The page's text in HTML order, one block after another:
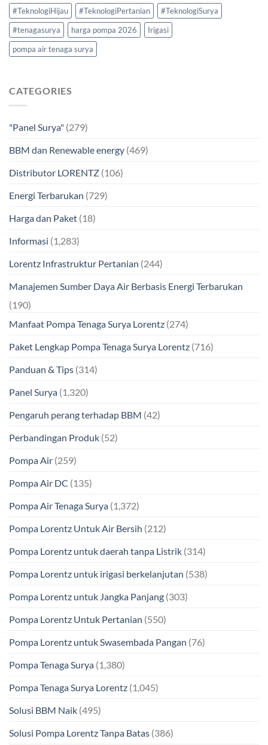
#TeknologiHijau
#TeknologiPertanian
#TeknologiSurya
#tenagasurya
harga pompa 2026
Irigasi
pompa air tenaga surya
CATEGORIES
"Panel Surya" (279)
BBM dan Renewable energy (469)
Distributor LORENTZ (106)
Energi Terbarukan (729)
Harga dan Paket (18)
Informasi (1,283)
Lorentz Infrastruktur Pertanian (244)
Manajemen Sumber Daya Air Berbasis Energi Terbarukan
(190)
Manfaat Pompa Tenaga Surya Lorentz (274)
Paket Lengkap Pompa Tenaga Surya Lorentz (716)
Panduan & Tips (314)
Panel Surya (1,320)
Pengaruh perang terhadap BBM (42)
Perbandingan Produk (52)
Pompa Air (259)
Pompa Air DC (135)
Pompa Air Tenaga Surya (1,372)
Pompa Lorentz Untuk Air Bersih (212)
Pompa Lorentz untuk daerah tanpa Listrik (314)
Pompa Lorentz untuk irigasi berkelanjutan (538)
Pompa Lorentz untuk Jangka Panjang (303)
Pompa Lorentz Untuk Pertanian (550)
Pompa Lorentz untuk Swasembada Pangan (76)
Pompa Tenaga Surya (1,380)
Pompa Tenaga Surya Lorentz (1,045)
Solusi BBM Naik (495)
Solusi Pompa Lorentz Tanpa Batas (386)